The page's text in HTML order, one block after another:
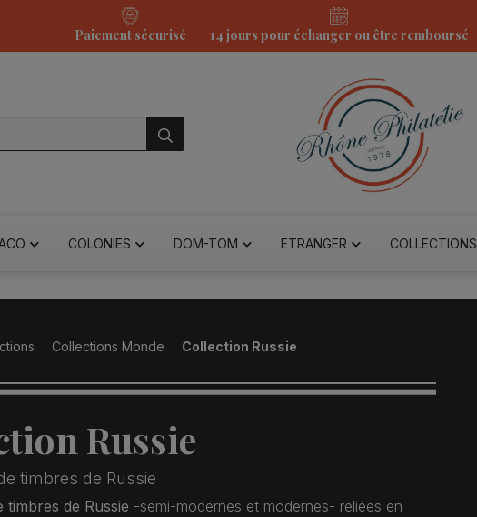
Paiement sécurisé 14 jours pour échanger ou être remboursé
COLONIES DOM-TOM ETRANGER COLLECTIONS
Collections Monde Collection Russie
Russie
timbres de Russie
timbres de Russie -semi-modernes et modernes- reliées en